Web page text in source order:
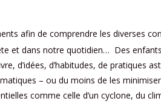
afin de comprendre les diverses
et dans notre quotidien… Des
d’idées, d’habitudes, de pratiques
– ou du moins de les
comme celle d’un cyclone, du